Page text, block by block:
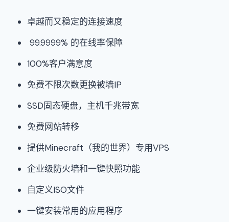
卓越而又稳定的连接速度
99.9999% 的在线率保障
100%客户满意度
免费不限次数更换被墙IP
SSD固态硬盘，主机千兆带宽
免费网站转移
提供Minecraft（我的世界）专用VPS
企业级防火墙和一键快照功能
自定义ISO文件
一键安装常用的应用程序